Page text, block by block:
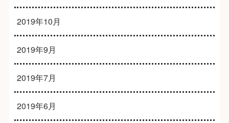
2019年10月
2019年9月
2019年7月
2019年6月